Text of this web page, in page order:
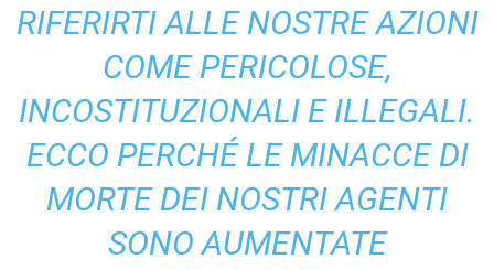
RIFERIRTI ALLE NOSTRE AZIONI
COME PERICOLOSE,
INCOSTITUZIONALI E ILLEGALI.
ECCO PERCHÉ LE MINACCE DI
MORTE DEI NOSTRI AGENTI
SONO AUMENTATE